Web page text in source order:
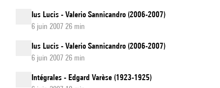
Ius Lucis - Valerio Sannicandro (2006-2007)
6 juin 2007 26 min
Ius Lucis - Valerio Sannicandro (2006-2007)
6 juin 2007 26 min
Intégrales - Edgard Varèse (1923-1925)